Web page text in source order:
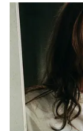
হয়েছে। এর
দালালদের
স্টাফেদের
জানানো
4
6